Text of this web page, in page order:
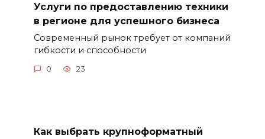
Услуги по предоставлению техники
в регионе для успешного бизнеса
Современный рынок требует от компаний
гибкости и способности
0 23
Как выбрать крупноформатный